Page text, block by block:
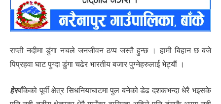
राप्ती नदीमा डुंगा नचले जनजीवन ठप्प जस्तै हुन्छ । हामी बिहान छ बजे
पिप्रहवा घाट पुग्दा डुंगा चढेर भारतीय बजार पुग्नेहरुलाई भेट्याैं ।
हेरबाँकेको पूर्वी क्षेत्र सिधनियाघाटमा पुल बनेको डेढ दशकभन्दा धेरै भइसके